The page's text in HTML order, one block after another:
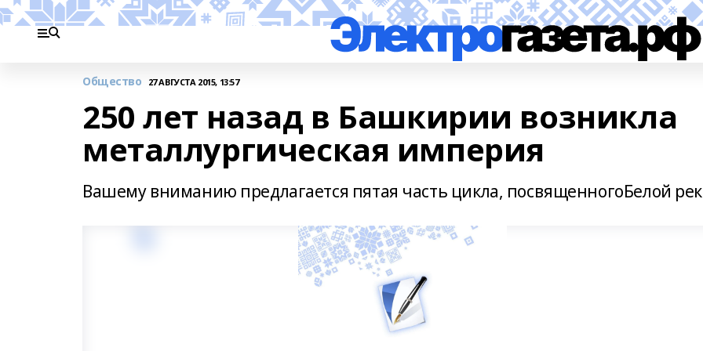
Общество 27 АВГУСТА 2015, 13:57
250 лет назад в Башкирии возникла
металлургическая империя
Вашему вниманию предлагается пятая часть цикла, посвященногоБелой